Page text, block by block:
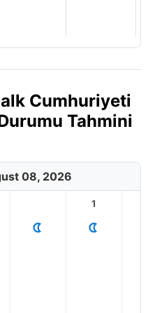
Cumhuriyeti
Tahmini
08, 2026
1